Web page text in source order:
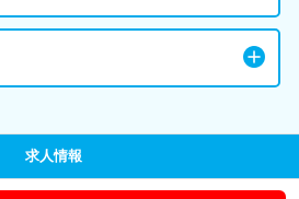
求人情報